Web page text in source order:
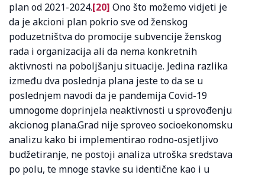
plan od 2021-2024.[20] Ono što možemo vidjeti je
da je akcioni plan pokrio sve od ženskog
poduzetništva do promocije subvencije ženskog
rada i organizacija ali da nema konkretnih
aktivnosti na poboljšanju situacije. Jedina razlika
između dva poslednja plana jeste to da se u
poslednjem navodi da je pandemija Covid-19
umnogome doprinjela neaktivnosti u sprovođenju
akcionog plana.Grad nije sproveo socioekonomsku
analizu kako bi implementirao rodno-osjetljivo
budžetiranje, ne postoji analiza utroška sredstava
po polu, te mnoge stavke su identične kao i u